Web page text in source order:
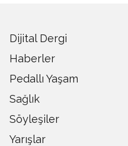
Dijital Dergi
Haberler
Pedallı Yaşam
Sağlık
Söyleşiler
Yarışlar